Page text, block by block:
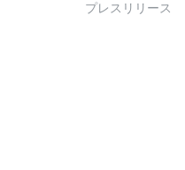
プレスリリース